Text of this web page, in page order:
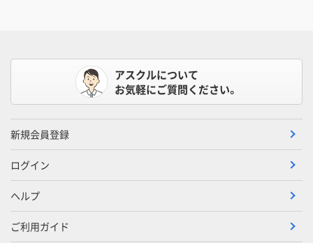
アスクルについて
お気軽にご質問ください。
新規会員登録
ログイン
ヘルプ
ご利用ガイド